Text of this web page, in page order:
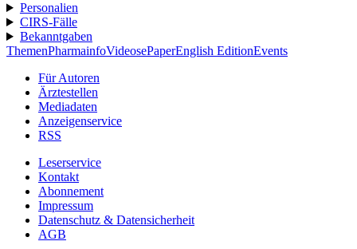
Personalien
CIRS-Fälle
Bekanntgaben
ThemenPharmainfoVideosePaperEnglish EditionEvents
Für Autoren
Ärztestellen
Mediadaten
Anzeigenservice
RSS
Leserservice
Kontakt
Abonnement
Impressum
Datenschutz & Datensicherheit
AGB